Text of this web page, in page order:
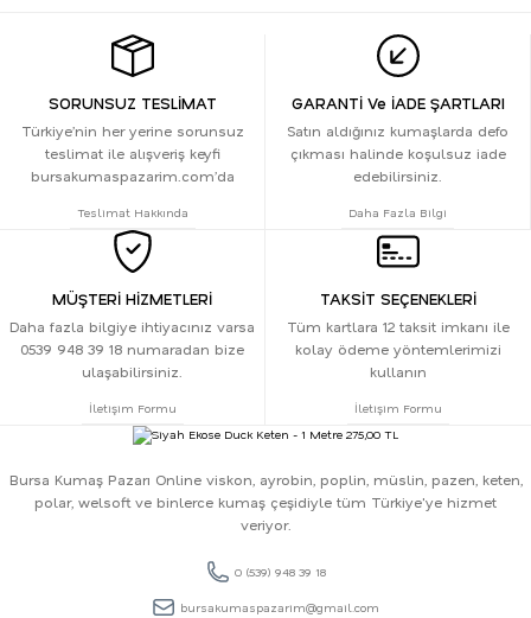
SORUNSUZ TESLİMAT
Türkiye’nin her yerine sorunsuz
teslimat ile alışveriş keyfi
bursakumaspazarim.com’da
Teslimat Hakkında
GARANTİ Ve İADE ŞARTLARI
Satın aldığınız kumaşlarda defo
çıkması halinde koşulsuz iade
edebilirsiniz.
Daha Fazla Bilgi
MÜŞTERİ HİZMETLERİ
Daha fazla bilgiye ihtiyacınız varsa
0539 948 39 18 numaradan bize
ulaşabilirsiniz.
İletişim Formu
TAKSİT SEÇENEKLERİ
Tüm kartlara 12 taksit imkanı ile
kolay ödeme yöntemlerimizi
kullanın
İletişim Formu
Bursa Kumaş Pazarı Online viskon, ayrobin, poplin, müslin, pazen, keten,
polar, welsoft ve binlerce kumaş çeşidiyle tüm Türkiye'ye hizmet
veriyor.
0 (539) 948 39 18
bursakumaspazarim@gmail.com